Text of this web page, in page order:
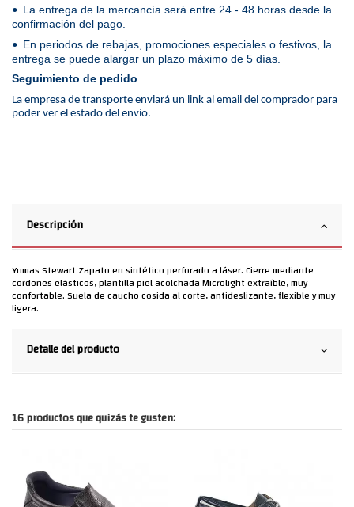
• La entrega de la mercancía será entre 24 - 48 horas desde la
confirmación del pago.
• En periodos de rebajas, promociones especiales o festivos, la
entrega se puede alargar un plazo máximo de 5 días.
Seguimiento de pedido
La empresa de transporte enviará un link al email del comprador para
poder ver el estado del envío.
Descripción
Yumas Stewart Zapato en sintético perforado a láser. Cierre mediante
cordones elásticos, plantilla piel acolchada Microlight extraíble, muy
confortable. Suela de caucho cosida al corte, antideslizante, flexible y muy
ligera.
Detalle del producto
16 productos que quizás te gusten: